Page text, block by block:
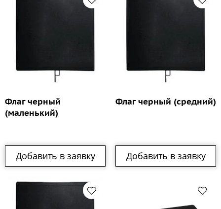
Флаг черный
(маленький)
Добавить в заявку
Флаг черный (средний)
Добавить в заявку